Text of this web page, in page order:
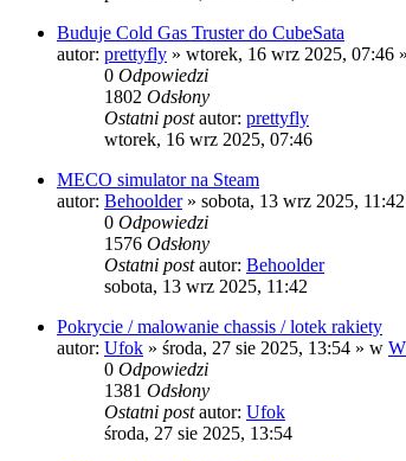
Buduje Cold Gas Truster do CubeSata
autor: prettyfly » wtorek, 16 wrz 2025, 07:46
0 Odpowiedzi
1802 Odsłony
Ostatni postautor: prettyfly
wtorek, 16 wrz 2025, 07:46
MECO simulator na Steam
autor: Behoolder» sobota, 13 wrz 2025, 11:42
0 Odpowiedzi
1576 Odsłony
Ostatni postautor: Behoolder
sobota, 13 wrz 2025, 11:42
Pokrycie / malowanie chassis / lotek rakiety
autor: Ufok » środa, 27 sie 2025, 13:54 » w
0 Odpowiedzi
1381 Odsłony
Ostatni postautor: Ufok
środa, 27 sie 2025, 13:54